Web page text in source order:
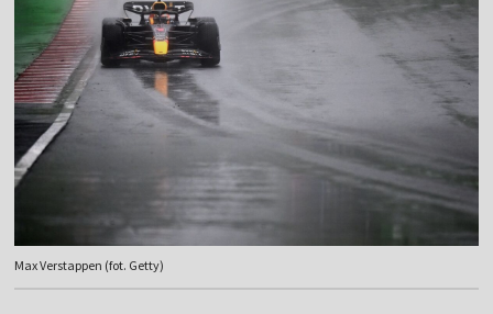
Max Verstappen (fot. Getty)